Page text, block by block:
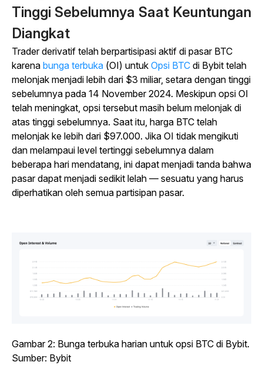
Tinggi Sebelumnya Saat Keuntungan
Diangkat
Trader derivatif telah berpartisipasi aktif di pasar BTC
karena bunga terbuka (OI) untuk Opsi BTC di Bybit telah
melonjak menjadi lebih dari $3 miliar, setara dengan tinggi
sebelumnya pada 14 November 2024. Meskipun opsi OI
telah meningkat, opsi tersebut masih belum melonjak di
atas tinggi sebelumnya. Saat itu, harga BTC telah
melonjak ke lebih dari $97.000. Jika OI tidak mengikuti
dan melampaui level tertinggi sebelumnya dalam
beberapa hari mendatang, ini dapat menjadi tanda bahwa
pasar dapat menjadi sedikit lelah — sesuatu yang harus
diperhatikan oleh semua partisipan pasar.
Gambar 2: Bunga terbuka harian untuk opsi BTC di Bybit.
Sumber: Bybit